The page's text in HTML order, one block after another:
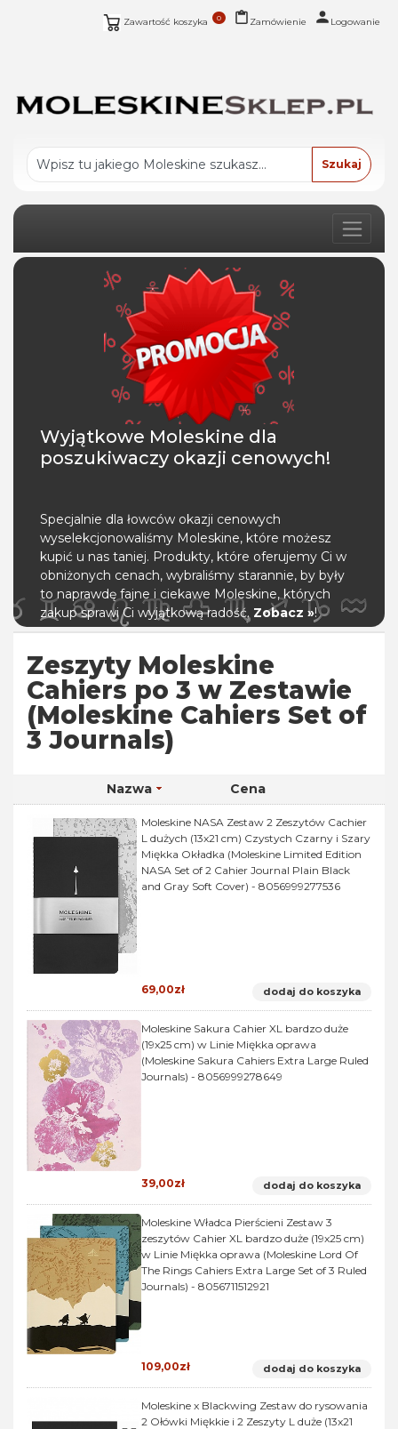
Zawartość koszyka 0 Zamówienie Logowanie
Wyjątkowe Moleskine dla
poszukiwaczy okazji cenowych!
Specjalnie dla łowców okazji cenowych
wyselekcjonowaliśmy Moleskine, które możesz
kupić u nas taniej. Produkty, które oferujemy Ci w
obniżonych cenach, wybraliśmy starannie, by były
to naprawdę fajne i ciekawe Moleskine, których
zakup sprawi Ci wyjątkową radość. Zobacz »!
Zeszyty Moleskine
Cahiers po 3 w Zestawie
(Moleskine Cahiers Set of
3 Journals)
Nazwa Cena
Moleskine NASA Zestaw 2 Zeszytów Cachier
L dużych (13x21 cm) Czystych Czarny i Szary
Miękka Okładka (Moleskine Limited Edition
NASA Set of 2 Cahier Journal Plain Black
and Gray Soft Cover) - 8056999277536
69,00zł dodaj do koszyka
Moleskine Sakura Cahier XL bardzo duże
(19x25 cm) w Linie Miękka oprawa
(Moleskine Sakura Cahiers Extra Large Ruled
Journals) - 8056999278649
39,00zł dodaj do koszyka
Moleskine Władca Pierścieni Zestaw 3
zeszytów Cahier XL bardzo duże (19x25 cm)
w Linie Miękka oprawa (Moleskine Lord Of
The Rings Cahiers Extra Large Set of 3 Ruled
Journals) - 8056711512921
109,00zł dodaj do koszyka
Moleskine x Blackwing Zestaw do rysowania
2 Ołówki Miękkie i 2 Zeszyty L duże (13x21